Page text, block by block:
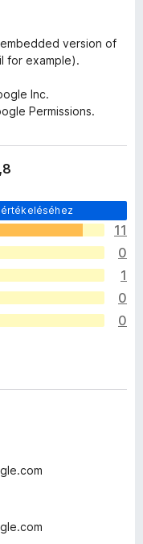
version of
for example).
Inc.
Permissions.
11
0
1
0
0